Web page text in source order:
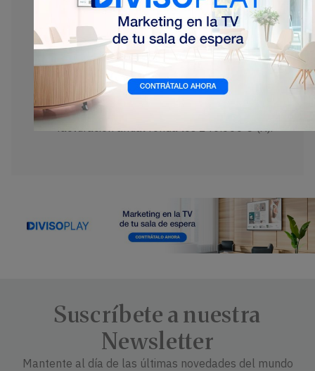
Pasos a seguir y los plazos para integrar cada
uno de ellos.
Digitalización de la administraciónde la
clínica.
Agentes de
asesoría.
Inversiones necesarias y cuadro de
amortización
Suscríbete a nuestra
Newsletter
Mantente al día de las últimas novedades del mundo